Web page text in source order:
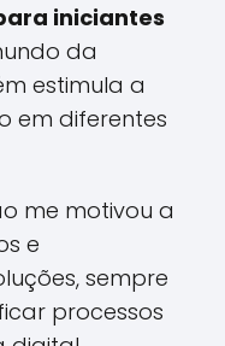
iniciantes
da
estimula a
em diferentes
me motivou a
e
sempre
processos